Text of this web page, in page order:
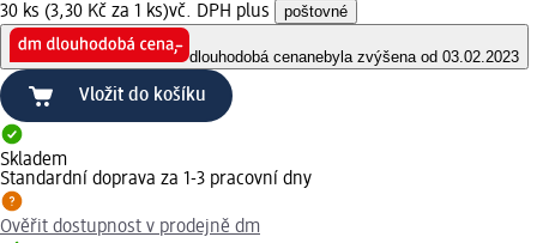
30 ks (3,30 Kč za 1 ks)vč. DPH plus poštovné
dlouhodobá cenanebyla zvýšena od 03.02.2023
Vložit do košíku
Skladem
Standardní doprava za 1-3 pracovní dny
Ověřit dostupnost v prodejně dm